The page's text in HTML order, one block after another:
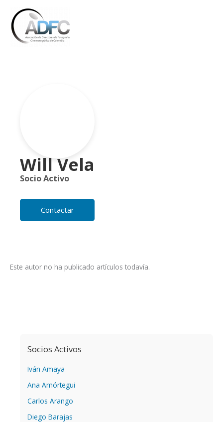
contenido
Will Vela
Socio Activo
Contactar
Este autor no ha publicado artículos todavía.
Socios Activos
Iván Amaya
Ana Amórtegui
Carlos Arango
Diego Barajas